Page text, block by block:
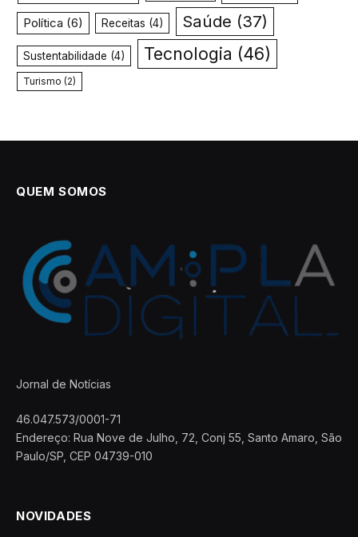
Política (6) Receitas (4) Saúde (37)
Sustentabilidade (4) Tecnologia (46)
Turismo (2)
QUEM SOMOS
Jornal de Notícias
46.047.573/0001-71
Endereço: Rua Nove de Julho, 72, Conj 55, Santo Amaro, São
Paulo/SP, CEP 04739-010
NOVIDADES